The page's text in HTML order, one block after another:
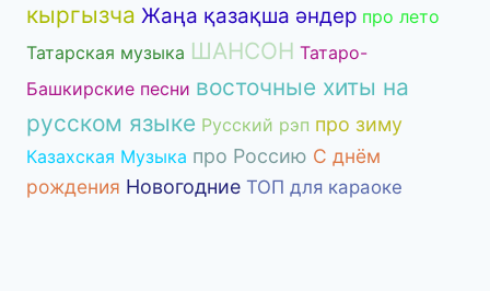
кыргызча Жаңа қазақша әндер про лето
Татарская музыка ШАНСОН Татаро-
Башкирские песни восточные хиты на
русском языке Русский рэп про зиму
Казахская Музыка про Россию С днём
рождения Новогодние ТОП для караоке